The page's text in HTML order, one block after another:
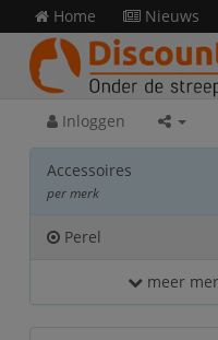
Home Nieuws
Inloggen
Accessoires
per merk
Perel
meer